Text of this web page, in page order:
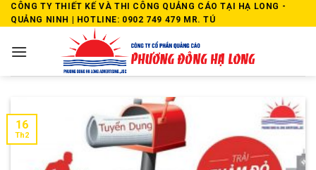
Skip
to
CÔNG TY THIẾT KẾ VÀ THI CÔNG QUẢNG CÁO TẠI HẠ LONG -
QUẢNG NINH | HOTLINE: 0902 749 479 MR. TÚ
16
Th2